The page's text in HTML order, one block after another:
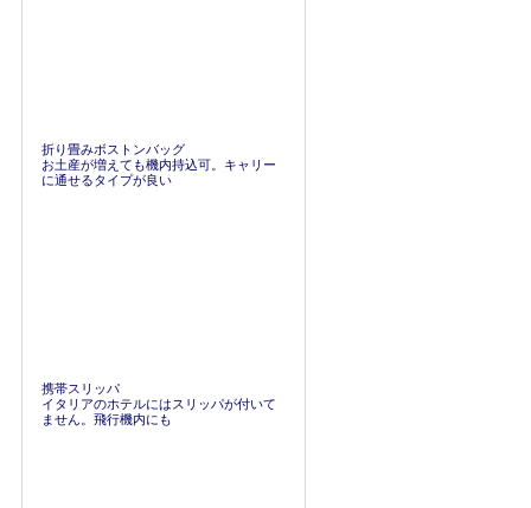
折り畳みボストンバッグ
お土産が増えても機内持込可。キャリー
に通せるタイプが良い
携帯スリッパ
イタリアのホテルにはスリッパが付いて
ません。飛行機内にも